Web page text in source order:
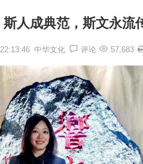
斯人成典范，斯文永
中华文化 评论 57,683